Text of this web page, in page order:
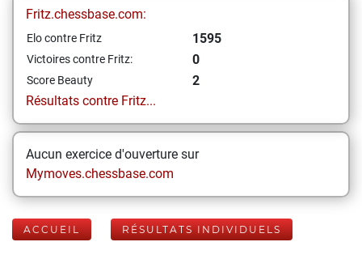
Fritz.chessbase.com:
Elo contre Fritz 1595
Victoires contre Fritz: 0
Score Beauty
2
Résultats contre Fritz...
Aucun exercice d'ouverture sur
Mymoves.chessbase.com
ACCUEIL RÉSULTATS INDIVIDUELS